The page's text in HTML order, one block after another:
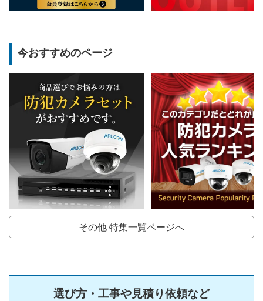
今おすすめのページ
その他 特集一覧ページへ
選び方・工事や見積り依頼など